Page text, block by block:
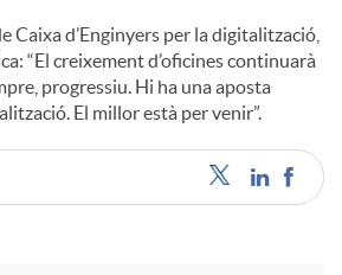
Caixa d’Enginyers per la digitalització,
“El creixement d’oficines continuarà
progressiu. Hi ha una aposta
El millor està per venir”.